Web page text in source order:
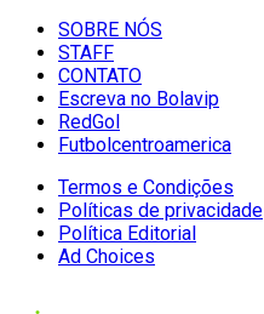
SOBRE NÓS
STAFF
CONTATO
Escreva no Bolavip
RedGol
Futbolcentroamerica
Termos e Condições
Políticas de privacidade
Política Editorial
Ad Choices